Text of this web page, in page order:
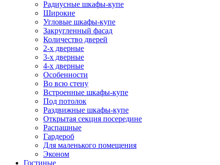
Радиусные шкафы-купе
Широкие
Угловые шкафы-купе
Закругленный фасад
Количество дверей
2-х дверные
3-х дверные
4-х дверные
Особенности
Во всю стену
Встроенные шкафы-купе
Под потолок
Раздвижные шкафы-купе
Открытая секция посередине
Распашные
Гардероб
Для маленького помещения
Эконом
Гостиные